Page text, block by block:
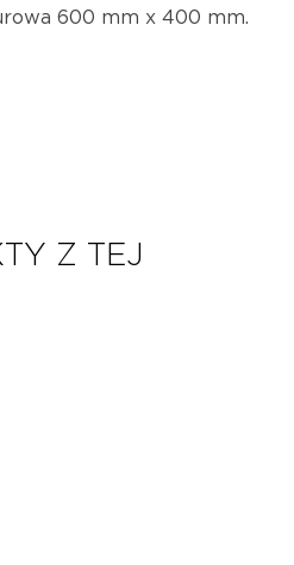
600 mm x 400 mm.
Z TEJ